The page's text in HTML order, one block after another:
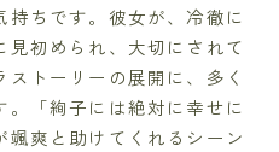
ちです。彼女が、冷徹に
見初められ、大切にされて
トーリーの展開に、多く
「絢子には絶対に幸せに
颯爽と助けてくれるシーン